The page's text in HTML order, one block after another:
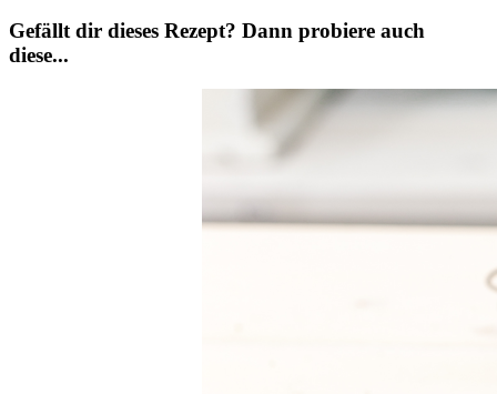
Gefällt dir dieses Rezept? Dann probiere auch
diese...